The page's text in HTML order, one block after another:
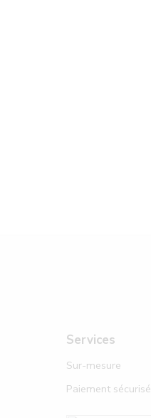
Services
Sur-mesure
Paiement sécurisé